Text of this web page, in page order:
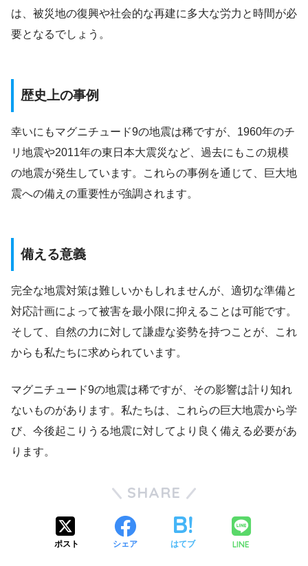
は、被災地の復興や社会的な再建に多大な労力と時間が必
要となるでしょう。
歴史上の事例
幸いにもマグニチュード9の地震は稀ですが、1960年のチ
リ地震や2011年の東日本大震災など、過去にもこの規模
の地震が発生しています。これらの事例を通じて、巨大地
震への備えの重要性が強調されます。
備える意義
完全な地震対策は難しいかもしれませんが、適切な準備と
対応計画によって被害を最小限に抑えることは可能です。
そして、自然の力に対して謙虚な姿勢を持つことが、これ
からも私たちに求められています。
マグニチュード9の地震は稀ですが、その影響は計り知れ
ないものがあります。私たちは、これらの巨大地震から学
び、今後起こりうる地震に対してより良く備える必要があ
ります。
SHARE
ポスト シェア はてブ LINE